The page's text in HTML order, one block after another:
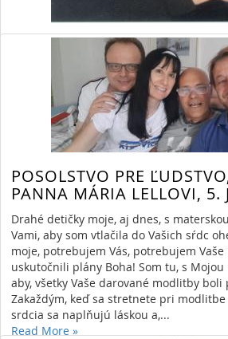
ROSA JEŽIŠA A MÁRIE
QUATTRINI), MAMA ROSA,
Teraz sa skutočne stala žiačkou Panny
ružencom, ktorý mala vždy v ruke; učila
a mala radosť z toho, že DÁVA. Človek mal
DÔVERNOSTI medzi Pannou Máriou a
Read More»
By Daniel Ruščák
1/14/20 2:00
11140 Views,0 Comments
zbraň
zaľúbiť sa milosť
večnosť
nebo kľud svätí
vôňa svätosti
rosa buzzini in
lásky
mesto ruží
dcéra
najsvätejšia trojica
modlitba a čin
modliť
láska mojej lásky cesta
katedrála
kráľ brány neba
POSOLSTVO PRE
PANNA MÁRIA LELLOVI, 5.
Drahé detičky moje, aj dnes, s
Vami, aby som vtlačila do Vašich sŕdc
moje, potrebujem Vás, potrebujem Vaše
uskutočnili plány Boha! Som tu, s
aby, všetky Vaše darované modlitby
Zakaždým, keď sa stretnete pri modlitbe
srdcia sa naplňujú láskou a,...
Read More »